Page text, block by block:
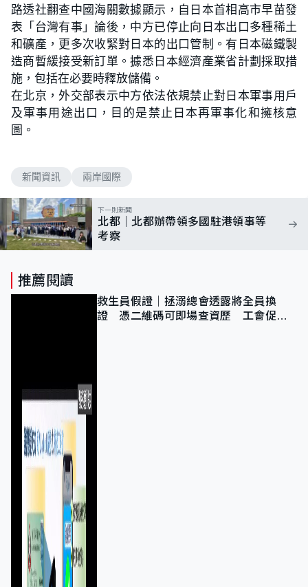
:
1
0
0
.
0
0
%
路透社翻查中國海關數據顯示，自日本首相高市早苗發
表「台灣有事」論後，中方已停止向日本出口多種稀土
和礦產，更多次收緊對日本的出口管制。有日本磁鐵製
造商暫緩接受新訂單。據悉日本經濟產業省計劃採取措
施，包括在必要時釋放儲備。
在北京，外交部表示中方依法依規禁止對日本軍事用戶
及軍事用途出口，目的是禁止日本再軍事化和擁核意
圖。
新聞資訊 兩岸國際
下一則新聞
北都｜北都辦帶領多國駐港領事等
考察
推薦閱讀
救生員假證｜拯溺總會透露將全員換
證 憑二維碼可即場查資歷 工會促加